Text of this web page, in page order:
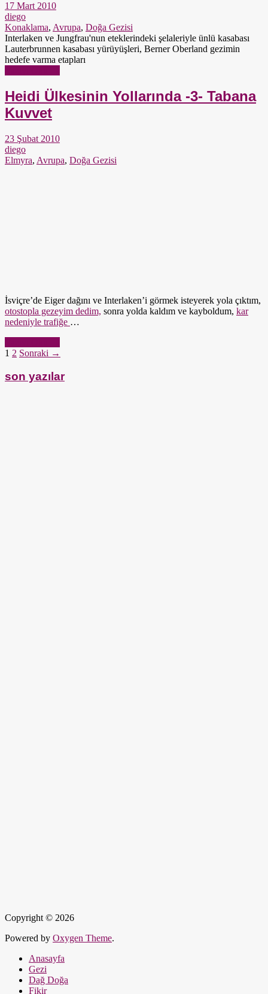
17 Mart 2010
diego
Konaklama, Avrupa, Doğa Gezisi
Interlaken ve Jungfrau'nun eteklerindeki şelaleriyle ünlü kasabası
Lauterbrunnen kasabası yürüyüşleri, Berner Oberland gezimin
hedefe varma etapları
Heidi Ülkesinin Yollarında -3- Tabana
Kuvvet
23 Şubat 2010
diego
Elmyra, Avrupa, Doğa Gezisi
İsviçre’de Eiger dağını ve Interlaken’i görmek isteyerek yola çıktım,
otostopla gezeyim dedim, sonra yolda kaldım ve kayboldum, kar
nedeniyle trafiğe …
1 2 Sonraki →
son yazılar
Copyright © 2026
Powered by Oxygen Theme.
Anasayfa
Gezi
Dağ Doğa
Fikir